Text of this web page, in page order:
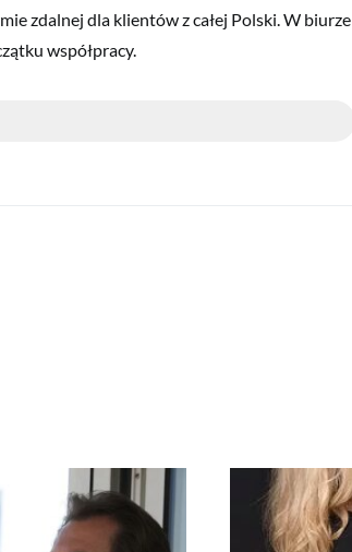
zdalnej dla klientów z całej Polski. W biurze
współpracy.